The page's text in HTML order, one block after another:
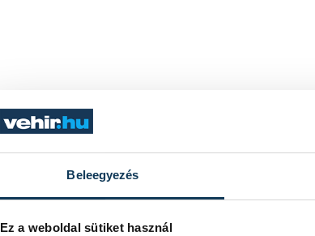
Beleegyezés
Ez a weboldal sütiket használ